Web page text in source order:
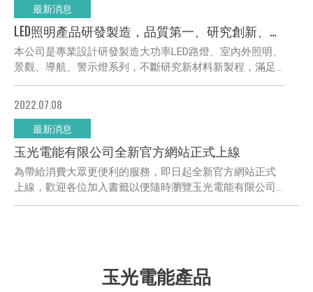
最新消息
LED照明產品研發製造，品質第一、研究創新、持續改善
本公司是專業設計研發製造大功率LED路燈、室內外照明、
景觀、導航、警示燈系列，不斷研究新材料新製程，滿足...
2022.07.08
最新消息
玉光電能有限公司全新官方網站正式上線
為帶給消費大眾更便利的服務，即日起全新官方網站正式
上線，歡迎各位加入書籤以便隨時瀏覽玉光電能有限公司...
玉光電能產品